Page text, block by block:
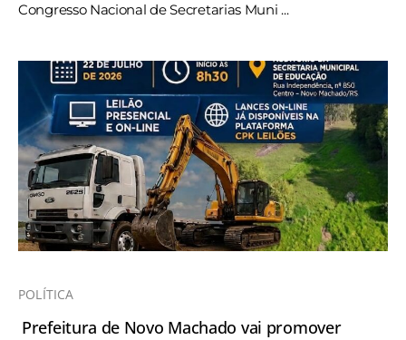
Congresso Nacional de Secretarias Muni ...
POLÍTICA
Prefeitura de Novo Machado vai promover